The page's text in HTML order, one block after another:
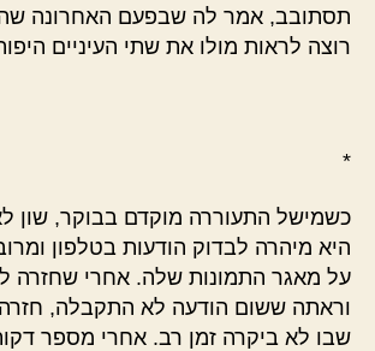
תסתובב, אמר לה שבפעם האחרונה
רוצה לראות מולו את שתי העיניים
*
כשמישל התעוררה מוקדם בבוקר, שון
היא מיהרה לבדוק הודעות בטלפון
על מאגר התמונות שלה. אחרי שחזרה
וראתה ששום הודעה לא התקבלה, חזרה
שבו לא ביקרה זמן רב. אחרי מספר